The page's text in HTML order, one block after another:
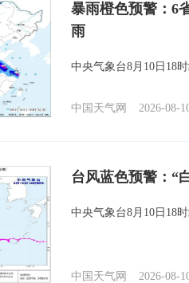
暴雨橙色预警：6
雨
中央气象台8月10日18
中国天气网 2026-08-
台风蓝色预警：“
中央气象台8月10日18
中国天气网 2026-08-